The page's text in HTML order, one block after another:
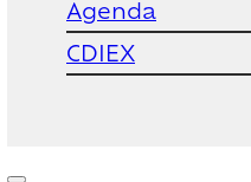
Agenda
CDIEX